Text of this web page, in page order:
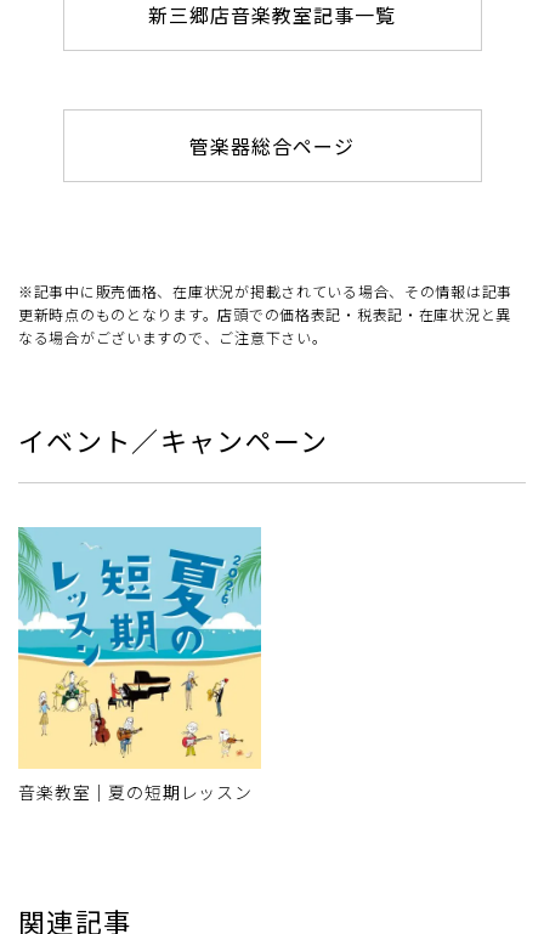
新三郷店音楽教室記事一覧
管楽器総合ページ
※記事中に販売価格、在庫状況が掲載されている場合、その情報は記事
更新時点のものとなります。店頭での価格表記・税表記・在庫状況と異
なる場合がございますので、ご注意下さい。
イベント／キャンペーン
音楽教室｜夏の短期レッスン
関連記事